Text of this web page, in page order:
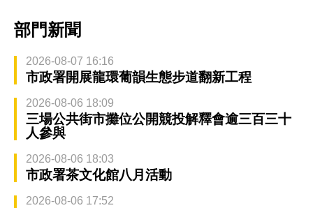
部門新聞
2026-08-07 16:16
市政署開展龍環葡韻生態步道翻新工程
2026-08-06 18:09
三場公共街市攤位公開競投解釋會逾三百三十
人參與
2026-08-06 18:03
市政署茶文化館八月活動
2026-08-06 17:52